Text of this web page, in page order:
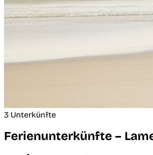
3 Unterkünfte
Ferienunterkünfte –